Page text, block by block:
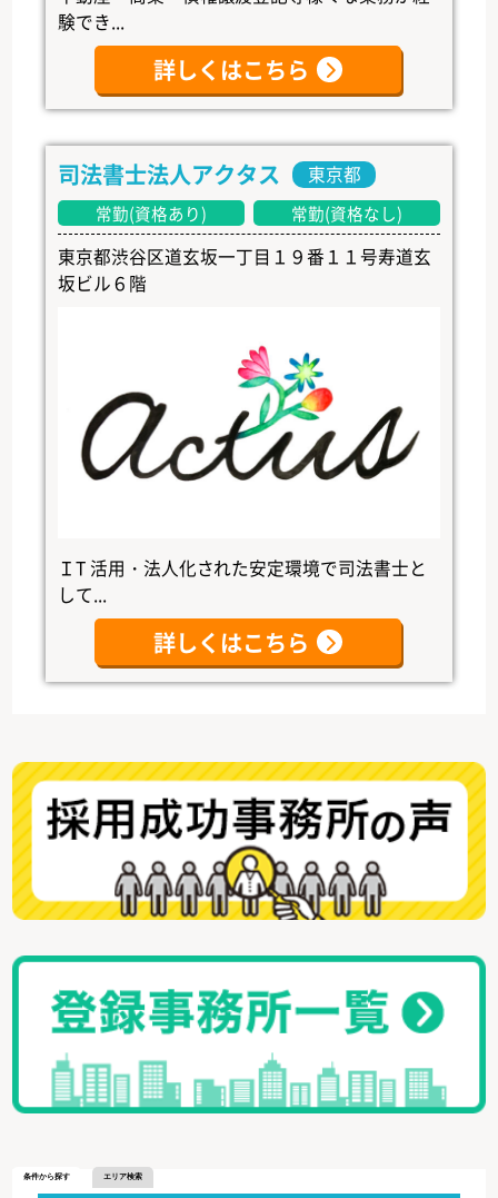
験でき...
詳しくはこちら
司法書士法人アクタス 東京都
常勤(資格あり) 常勤(資格なし)
東京都渋谷区道玄坂一丁目１９番１１号寿道玄
坂ビル６階
ＩT 活用・法人化された安定環境で司法書士と
して...
詳しくはこちら
条件から探す エリア検索